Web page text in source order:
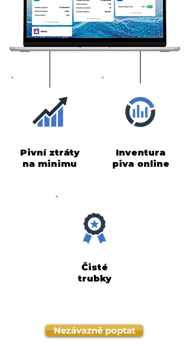
Pivní ztráty
na minimu
Inventura
piva online
Čisté
trubky
Nezávazně poptat